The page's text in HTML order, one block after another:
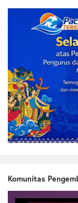
Komunitas